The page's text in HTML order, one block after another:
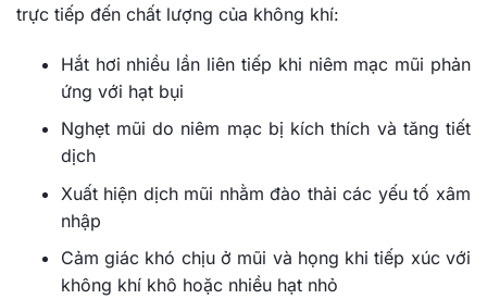
trực tiếp đến chất lượng của không khí:
Hắt hơi nhiều lần liên tiếp khi niêm mạc mũi phản
ứng với hạt bụi
Nghẹt mũi do niêm mạc bị kích thích và tăng tiết
dịch
Xuất hiện dịch mũi nhằm đào thải các yếu tố xâm
nhập
Cảm giác khó chịu ở mũi và họng khi tiếp xúc với
không khí khô hoặc nhiều hạt nhỏ